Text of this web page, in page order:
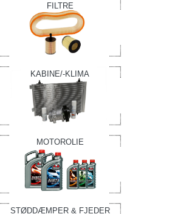
FILTRE
KABINE/-KLIMA
MOTOROLIE
STØDDÆMPER & FJEDER